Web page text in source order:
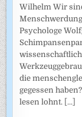
Wilhelm Wir
Psychologe
die
gegessen
lesen lohnt. [...]